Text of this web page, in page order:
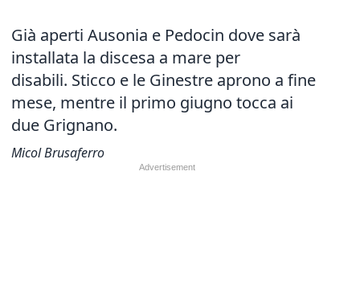
Già aperti Ausonia e Pedocin dove sarà
installata la discesa a mare per
disabili. Sticco e le Ginestre aprono a fine
mese, mentre il primo giugno tocca ai
due Grignano.
Micol Brusaferro